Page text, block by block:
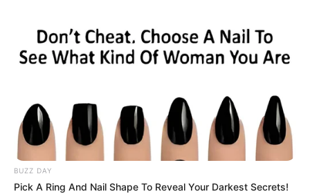
(foto: instagram/gladyslazarus90)
6. Sesuai nama grupnya, Gladys dan Sella sangat
BUZZ DAY
Pick A Ring And Nail Shape To Reveal Your Darkest Secrets!